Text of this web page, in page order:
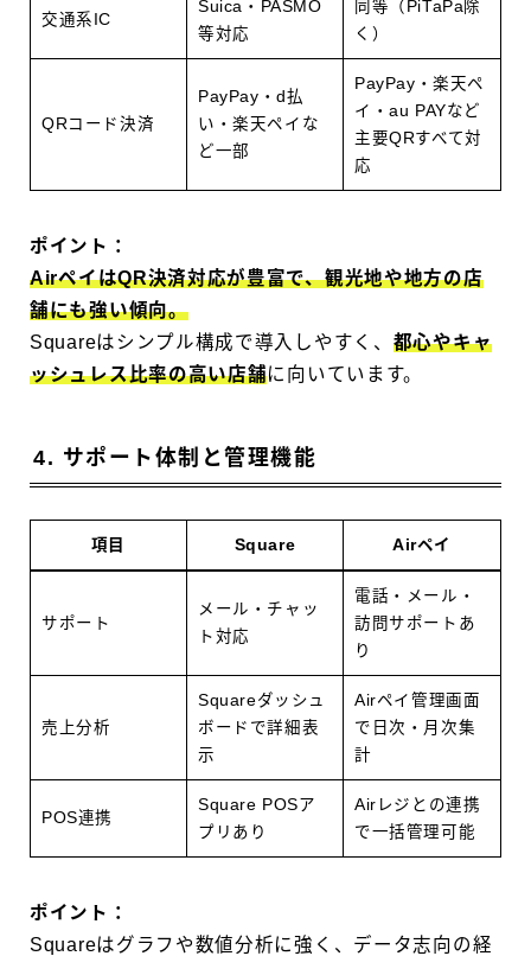
交通系IC
Suica・PASMO
等対応
同等（PiTaPa除
く）
QRコード決済
PayPay・d払
い・楽天ペイな
ど一部
PayPay・楽天ペ
イ・au PAYなど
主要QRすべて対
応
ポイント：
AirペイはQR決済対応が豊富で、観光地や地方の店
舗にも強い傾向。
Squareはシンプル構成で導入しやすく、 都心やキャ
ッシュレス比率の高い店舗に向いています。
4. サポート体制と管理機能
項目 Square Airペイ
サポート
メール・チャッ
ト対応
電話・メール・
訪問サポートあ
り
売上分析
Squareダッシュ
ボードで詳細表
示
Airペイ管理画面
で日次・月次集
計
POS連携
Square POSア
プリあり
Airレジとの連携
で一括管理可能
ポイント：
Squareはグラフや数値分析に強く、データ志向の経